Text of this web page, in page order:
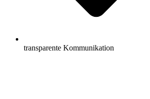
transparente Kommunikation